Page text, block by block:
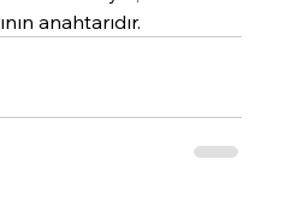
anahtarıdır.